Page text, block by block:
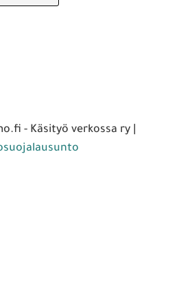
- Käsityö verkossa ry |